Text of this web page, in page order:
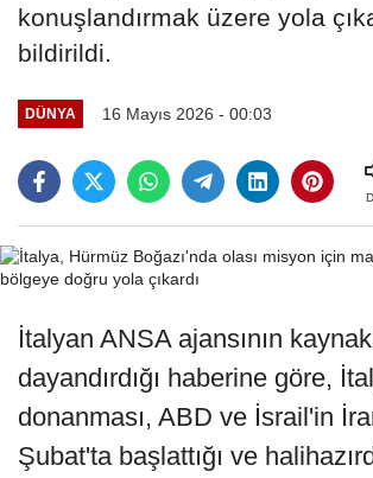
konuşlandırmak üzere yola
bildirildi.
DÜNYA 16 Mayıs 2026 - 00:03
İtalyan ANSA ajansının
dayandırdığı haberine göre,
donanması, ABD ve İsrail'in
Şubat'ta başlattığı ve